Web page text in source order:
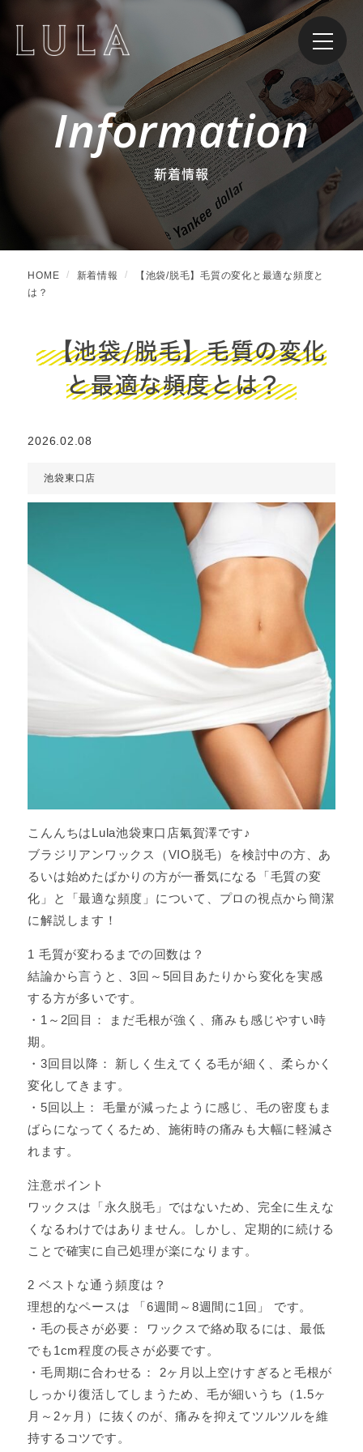
Information
新着情報
HOME 新着情報
【池袋/脱毛】毛質の変化と最適な頻度と
は？
【池袋/脱毛】毛質の変化
と最適な頻度とは？
2026.02.08
池袋東口店
こんんちはLula池袋東口店氣賀澤です♪
ブラジリアンワックス（VIO脱毛）を検討中の方、あ
るいは始めたばかりの方が一番気になる「毛質の変
化」と「最適な頻度」について、プロの視点から簡潔
に解説します！
1 毛質が変わるまでの回数は？
結論から言うと、3回～5回目あたりから変化を実感
する方が多いです。
・1～2回目： まだ毛根が強く、痛みも感じやすい時
期。
・3回目以降： 新しく生えてくる毛が細く、柔らかく
変化してきます。
・5回以上： 毛量が減ったように感じ、毛の密度もま
ばらになってくるため、施術時の痛みも大幅に軽減さ
れます。
注意ポイント
ワックスは「永久脱毛」ではないため、完全に生えな
くなるわけではありません。しかし、定期的に続ける
ことで確実に自己処理が楽になります。
2 ベストな通う頻度は？
理想的なペースは 「6週間～8週間に1回」 です。
・毛の長さが必要： ワックスで絡め取るには、最低
でも1cm程度の長さが必要です。
・毛周期に合わせる： 2ヶ月以上空けすぎると毛根が
しっかり復活してしまうため、毛が細いうち（1.5ヶ
月～2ヶ月）に抜くのが、痛みを抑えてツルツルを維
持するコツです。